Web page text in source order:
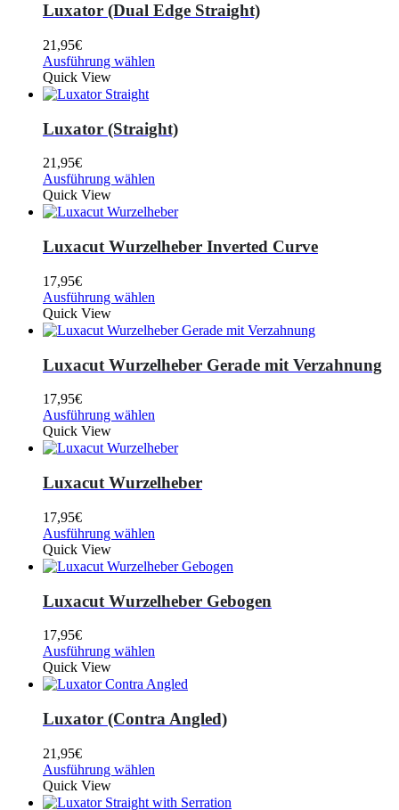
Luxator (Dual Edge Straight)
21,95€
Ausführung wählen
Quick View
Luxator (Straight)
21,95€
Ausführung wählen
Quick View
Luxacut Wurzelheber Inverted Curve
17,95€
Ausführung wählen
Quick View
Luxacut Wurzelheber Gerade mit Verzahnung
17,95€
Ausführung wählen
Quick View
Luxacut Wurzelheber
17,95€
Ausführung wählen
Quick View
Luxacut Wurzelheber Gebogen
17,95€
Ausführung wählen
Quick View
Luxator (Contra Angled)
21,95€
Ausführung wählen
Quick View